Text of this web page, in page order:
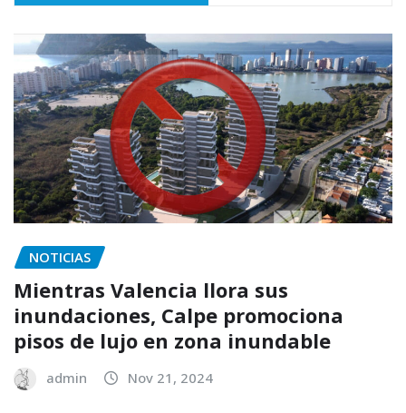
NOTICIAS
Mientras Valencia llora sus
inundaciones, Calpe promociona
pisos de lujo en zona inundable
admin Nov 21, 2024